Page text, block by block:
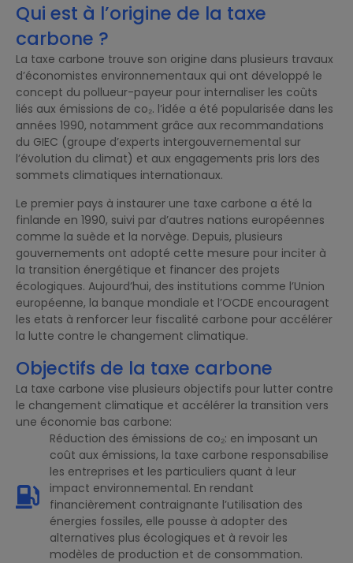
Qui est à l’origine de la taxe
carbone ?
La taxe carbone trouve son origine dans plusieurs travaux
d’économistes environnementaux qui ont développé le
concept du pollueur-payeur pour internaliser les coûts
liés aux émissions de co₂. l’idée a été popularisée dans les
années 1990, notamment grâce aux recommandations
du GIEC (groupe d’experts intergouvernemental sur
l’évolution du climat) et aux engagements pris lors des
sommets climatiques internationaux.
Le premier pays à instaurer une taxe carbone a été la
finlande en 1990, suivi par d’autres nations européennes
comme la suède et la norvège. Depuis, plusieurs
gouvernements ont adopté cette mesure pour inciter à
la transition énergétique et financer des projets
écologiques. Aujourd’hui, des institutions comme l’Union
européenne, la banque mondiale et l’OCDE encouragent
les etats à renforcer leur fiscalité carbone pour accélérer
la lutte contre le changement climatique.
Objectifs de la taxe carbone
La taxe carbone vise plusieurs objectifs pour lutter contre
le changement climatique et accélérer la transition vers
une économie bas carbone:
Réduction des émissions de co₂: en imposant un
coût aux émissions, la taxe carbone responsabilise
les entreprises et les particuliers quant à leur
impact environnemental. En rendant
financièrement contraignante l’utilisation des
énergies fossiles, elle pousse à adopter des
alternatives plus écologiques et à revoir les
modèles de production et de consommation.